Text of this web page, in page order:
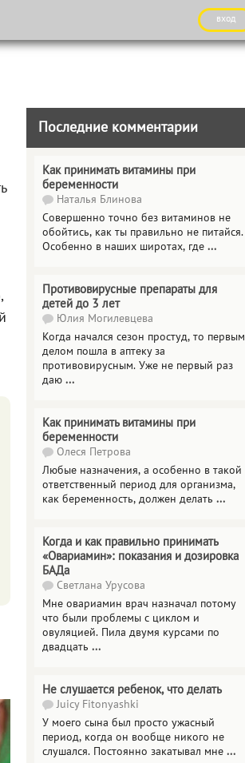
вход
Последние комментарии
Как принимать витамины при
беременности
Наталья Блинова
Совершенно точно без витаминов не
обойтись, как ты правильно не питайся.
Особенно в наших широтах, где ...
Противовирусные препараты для
детей до 3 лет
Юлия Могилевцева
Когда начался сезон простуд, то первым
делом пошла в аптеку за
противовирусным. Уже не первый раз
даю ...
Как принимать витамины при
беременности
Олеся Петрова
Любые назначения, а особенно в такой
ответственный период для организма,
как беременность, должен делать ...
Когда и как правильно принимать
«Овариамин»: показания и дозировка
БАДа
Светлана Урусова
Мне овариамин врач назначал потому
что были проблемы с циклом и
овуляцией. Пила двумя курсами по
двадцать ...
Не слушается ребенок, что делать
Juicy Fitonyashki
У моего сына был просто ужасный
период, когда он вообще никого не
слушался. Постоянно закатывал мне ...